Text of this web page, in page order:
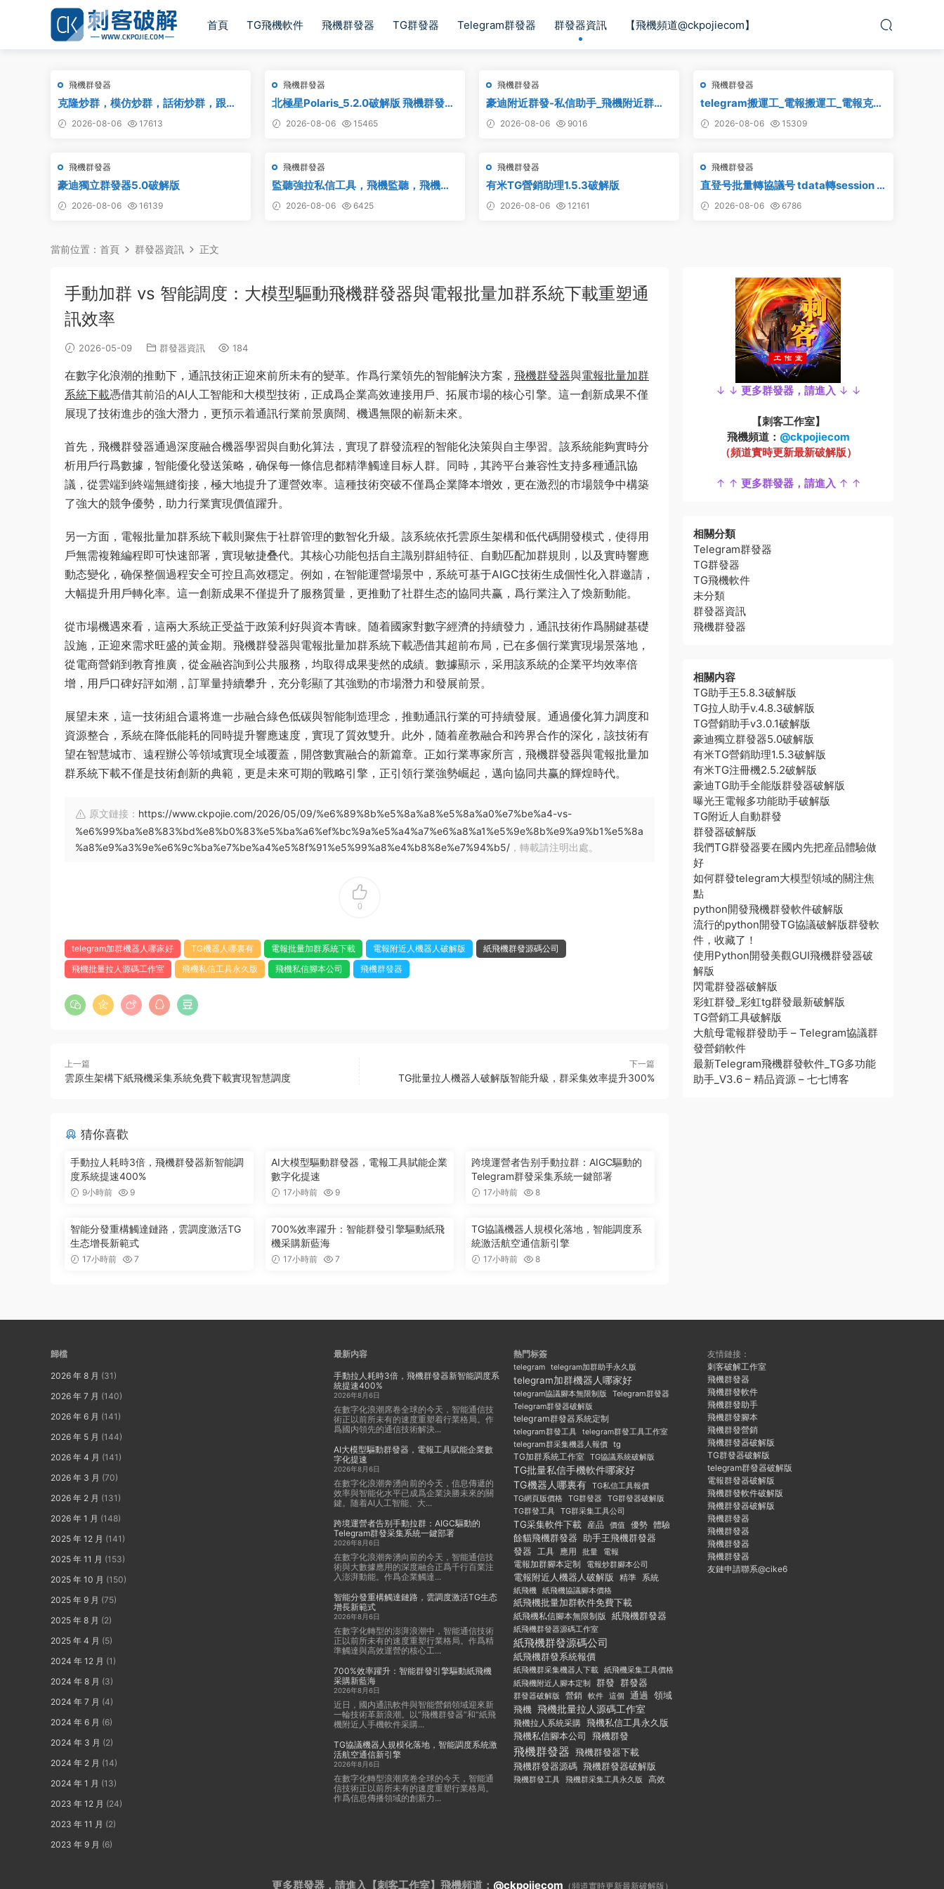
首頁 TG飛機軟件 飛機群發器 TG群發器 Telegram群發器 群發器資訊 【飛機頻道@ckpojiecom】
飛機群發器
克隆炒群，模仿炒群，話術炒群，跟發
炒群，自動炒群 破解版 – 群發器 群發軟
件 TG群發器 飛機群發器 飛機群發軟件
2026-08-06 17613
飛機群發器
北極星Polaris_5.2.0破解版 飛機群發器
_TG群發軟件_Telegram群發工具_破解
版
2026-08-06 15465
飛機群發器
豪迪附近群發-私信助手_飛機附近群
發,TG電報附近私信,telegram附近群發
2026-08-06 9016
飛機群發器
telegram搬運工_電報搬運工_電報克隆
_電報資源批量搬運
2026-08-06 15309
飛機群發器
豪迪獨立群發器5.0破解版
2026-08-06 16139
飛機群發器
監聽強拉私信工具，飛機監聽，飛機監
聽強拉，飛機監聽自動拉人，破解版
2026-08-06 6425
飛機群發器
有米TG營銷助理1.5.3破解版
2026-08-06 12161
飛機群發器
直登号批量轉協議号 tdata轉session –
附破解工具
2026-08-06 6786
當前位置： 首頁 群發器資訊 正文
手動加群 vs 智能調度：大模型驅動飛機群發器與電報批量加群系統下載重塑通
訊效率
2026-05-09 群發器資訊 184
在數字化浪潮的推動下，通訊技術正迎來前所未有的變革。作爲行業領先的智能解決方案， 飛機群發器與電報批量加群
系統下載憑借其前沿的AI人工智能和大模型技術，正成爲企業高效連接用戶、拓展市場的核心引擎。這一創新成果不僅
展現了技術進步的強大潛力，更預示着通訊行業前景廣闊、機遇無限的嶄新未來。
首先，飛機群發器通過深度融合機器學習與自動化算法，實現了群發流程的智能化決策與自主學習。該系統能夠實時分
析用戶行爲數據，智能優化發送策略，确保每一條信息都精準觸達目标人群。同時，其跨平台兼容性支持多種通訊協
議，從雲端到終端無縫銜接，極大地提升了運營效率。這種技術突破不僅爲企業降本增效，更在激烈的市場競争中構築
了強大的競争優勢，助力行業實現價值躍升。
另一方面，電報批量加群系統下載則聚焦于社群管理的數智化升級。該系統依托雲原生架構和低代碼開發模式，使得用
戶無需複雜編程即可快速部署，實現敏捷叠代。其核心功能包括自主識别群組特征、自動匹配加群規則，以及實時響應
動态變化，确保整個過程安全可控且高效穩定。例如，在智能運營場景中，系統可基于AIGC技術生成個性化入群邀請，
大幅提升用戶轉化率。這一創新成果不僅提升了服務質量，更推動了社群生态的協同共赢，爲行業注入了煥新動能。
從市場機遇來看，這兩大系統正受益于政策利好與資本青睐。随着國家對數字經濟的持續發力，通訊技術作爲關鍵基礎
設施，正迎來需求旺盛的黃金期。飛機群發器與電報批量加群系統下載憑借其超前布局，已在多個行業實現場景落地，
從電商營銷到教育推廣，從金融咨詢到公共服務，均取得成果斐然的成績。數據顯示，采用該系統的企業平均效率倍
增，用戶口碑好評如潮，訂單量持續攀升，充分彰顯了其強勁的市場潛力和發展前景。
展望未來，這一技術組合還将進一步融合綠色低碳與智能制造理念，推動通訊行業的可持續發展。通過優化算力調度和
資源整合，系統在降低能耗的同時提升響應速度，實現了質效雙升。此外，随着産教融合和跨界合作的深化，該技術有
望在智慧城市、遠程辦公等領域實現全域覆蓋，開啓數實融合的新篇章。正如行業專家所言，飛機群發器與電報批量加
群系統下載不僅是技術創新的典範，更是未來可期的戰略引擎，正引領行業強勢崛起，邁向協同共赢的輝煌時代。
原文鏈接： https://www.ckpojie.com/2026/05/09/%e6%89%8b%e5%8a%a8%e5%8a%a0%e7%be%a4-vs-
%e6%99%ba%e8%83%bd%e8%b0%83%e5%ba%a6%ef%bc%9a%e5%a4%a7%e6%a8%a1%e5%9e%8b%e9%a9%b1%e5%8a
%a8%e9%a3%9e%e6%9c%ba%e7%be%a4%e5%8f%91%e5%99%a8%e4%b8%8e%e7%94%b5/ ，轉載請注明出處。
0
telegram加群機器人哪家好 TG機器人哪裏有 電報批量加群系統下載 電報附近人機器人破解版
紙飛機群發源碼公司
飛機批量拉人源碼工作室
飛機私信工具永久版 飛機私信腳本公司 飛機群發器
上一篇
雲原生架構下紙飛機采集系統免費下載實現智慧調度
下一篇
TG批量拉人機器人破解版智能升級，群采集效率提升300%
猜你喜歡
手動拉人耗時3倍，飛機群發器新智能調
度系統提速400%
9小時前 9
AI大模型驅動群發器，電報工具賦能企業
數字化提速
17小時前 9
跨境運營者告别手動拉群：AIGC驅動的
Telegram群發采集系統一鍵部署
17小時前 8
智能分發重構觸達鏈路，雲調度激活TG
生态增長新範式
17小時前 7
700%效率躍升：智能群發引擎驅動紙飛
機采購新藍海
17小時前 7
TG協議機器人規模化落地，智能調度系
統激活航空通信新引擎
17小時前 8
↓ ↓ 更多群發器，請進入 ↓ ↓
【刺客工作室】
飛機頻道： @ckpojiecom
（頻道實時更新最新破解版）
↑ ↑ 更多群發器，請進入 ↑ ↑
相關分類
Telegram群發器
TG群發器
TG飛機軟件
未分類
群發器資訊
飛機群發器
相關内容
TG助手王5.8.3破解版
TG拉人助手v.4.8.3破解版
TG營銷助手v3.0.1破解版
豪迪獨立群發器5.0破解版
有米TG營銷助理1.5.3破解版
有米TG注冊機2.5.2破解版
豪迪TG助手全能版群發器破解版
曝光王電報多功能助手破解版
TG附近人自動群發
群發器破解版
我們TG群發器要在國内先把産品體驗做
好
如何群發telegram大模型領域的關注焦
點
python開發飛機群發軟件破解版
流行的python開發TG協議破解版群發軟
件，收藏了！
使用Python開發美觀GUI飛機群發器破
解版
閃電群發器破解版
彩虹群發_彩虹tg群發最新破解版
TG營銷工具破解版
大航母電報群發助手 – Telegram協議群
發營銷軟件
最新Telegram飛機群發軟件_TG多功能
助手_V3.6 – 精品資源 – 七七博客
歸檔
2026 年 8 月 (31)
2026 年 7 月 (140)
2026 年 6 月 (141)
2026 年 5 月 (144)
2026 年 4 月 (141)
2026 年 3 月 (70)
2026 年 2 月 (131)
2026 年 1 月 (148)
2025 年 12 月 (141)
2025 年 11 月 (153)
2025 年 10 月 (150)
2025 年 9 月 (75)
2025 年 8 月 (2)
2025 年 4 月 (5)
2024 年 12 月 (1)
2024 年 8 月 (3)
2024 年 7 月 (4)
2024 年 6 月 (6)
2024 年 3 月 (2)
2024 年 2 月 (14)
2024 年 1 月 (13)
2023 年 12 月 (24)
2023 年 11 月 (2)
2023 年 9 月 (6)
最新内容
手動拉人耗時3倍，飛機群發器新智能調度系
統提速400%
2026年8月6日
在數字化浪潮席卷全球的今天，智能通信技
術正以前所未有的速度重塑着行業格局。作
爲國内領先的通信技術解決...
AI大模型驅動群發器，電報工具賦能企業數
字化提速
2026年8月6日
在數字化浪潮奔湧向前的今天，信息傳遞的
效率與智能化水平已成爲企業決勝未來的關
鍵。随着AI人工智能、大...
跨境運營者告别手動拉群：AIGC驅動的
Telegram群發采集系統一鍵部署
2026年8月6日
在數字化浪潮奔湧向前的今天，智能通信技
術與大數據應用的深度融合正爲千行百業注
入澎湃動能。作爲企業觸達...
智能分發重構觸達鏈路，雲調度激活TG生态
增長新範式
2026年8月6日
在數字化轉型的澎湃浪潮中，智能通信技術
正以前所未有的速度重塑行業格局。作爲精
準觸達與高效運營的核心工...
700%效率躍升：智能群發引擎驅動紙飛機
采購新藍海
2026年8月6日
近日，國内通訊軟件與智能營銷領域迎來新
一輪技術革新浪潮。以“飛機群發器”和“紙飛
機附近人手機軟件采購...
TG協議機器人規模化落地，智能調度系統激
活航空通信新引擎
2026年8月6日
在數字化轉型浪潮席卷全球的今天，智能通
信技術正以前所未有的速度重塑行業格局。
作爲信息傳播領域的創新力...
熱門标簽
telegram telegram加群助手永久版
telegram加群機器人哪家好
telegram協議腳本無限制版
Telegram群發器
Telegram群發器破解版
telegram群發器系統定制
telegram群發工具 telegram群發工具工作室
telegram群采集機器人報價 tg
TG加群系統工作室 TG協議系統破解版
TG批量私信手機軟件哪家好
TG機器人哪裏有
TG私信工具報價
TG網頁版價格
TG群發器
TG群發器破解版
TG群發工具 TG群采集工具公司
TG采集軟件下載 産品 價值 優勢 體驗
餘貓飛機群發器 助手王飛機群發器
發器 工具 應用 批量 電報
電報加群腳本定制 電報炒群腳本公司
電報附近人機器人破解版 精準
系統
紙飛機
紙飛機協議腳本價格
紙飛機批量加群軟件免費下載
紙飛機私信腳本無限制版 紙飛機群發器
紙飛機群發器源碼工作室
紙飛機群發源碼公司
紙飛機群發系統報價
紙飛機群采集機器人下載 紙飛機采集工具價格
紙飛機附近人腳本定制
群發 群發器
群發器破解版 營銷 軟件 這個 通過 領域
飛機 飛機批量拉人源碼工作室
飛機拉人系統采購 飛機私信工具永久版
飛機私信腳本公司
飛機群發
飛機群發器 飛機群發器下載
飛機群發器源碼 飛機群發器破解版
飛機群發工具 飛機群采集工具永久版 高效
友情鏈接：
刺客破解工作室
飛機群發器
飛機群發軟件
飛機群發助手
飛機群發腳本
飛機群發營銷
飛機群發器破解版
TG群發器破解版
telegram群發器破解版
電報群發器破解版
飛機群發軟件破解版
飛機群發器破解版
飛機群發器
飛機群發器
飛機群發器
飛機群發器
友鏈申請聯系@cike6
更多群發器，請進入【刺客工作室】 飛機頻道： @ckpojiecom （頻道實時更新最新破解版）